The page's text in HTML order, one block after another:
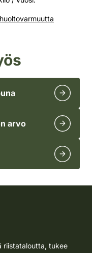
arvo
riistataloutta, tukee